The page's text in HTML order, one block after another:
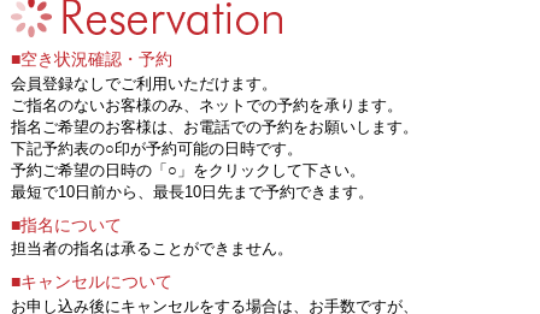
■空き状況確認・予約
会員登録なしでご利用いただけます。
ご指名のないお客様のみ、ネットでの予約を承ります。
指名ご希望のお客様は、お電話での予約をお願いします。
下記予約表の○印が予約可能の日時です。
予約ご希望の日時の「○」をクリックして下さい。
最短で10日前から、最長10日先まで予約できます。
■指名について
担当者の指名は承ることができません。
■キャンセルについて
お申し込み後にキャンセルをする場合は、お手数ですが、